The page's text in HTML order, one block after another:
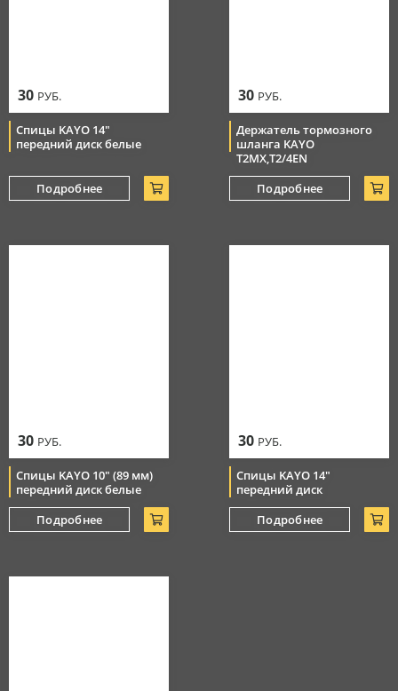
30 РУБ.
Спицы KAYO 14"
передний диск белые
Подробнее
30 РУБ.
Держатель тормозного
шланга KAYO
T2MX,T2/4EN
Подробнее
30 РУБ.
Спицы KAYO 10" (89 мм)
передний диск белые
Подробнее
30 РУБ.
Спицы KAYO 14"
передний диск
Подробнее